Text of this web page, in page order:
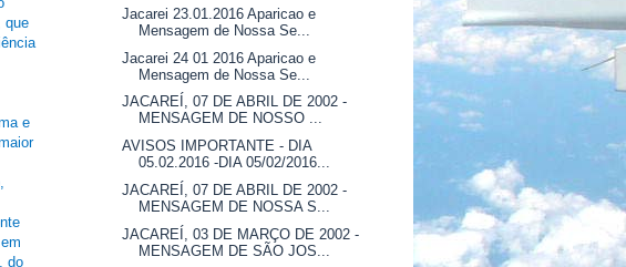
que
e
do
Jacarei 23.01.2016 Aparicao e
Mensagem de Nossa Se...
Jacarei 24 01 2016 Aparicao e
Mensagem de Nossa Se...
JACAREÍ, 07 DE ABRIL DE 2002 -
MENSAGEM DE NOSSO ...
AVISOS IMPORTANTE - DIA
05.02.2016 -DIA 05/02/2016...
JACAREÍ, 07 DE ABRIL DE 2002 -
MENSAGEM DE NOSSA S...
JACAREÍ, 03 DE MARÇO DE 2002 -
MENSAGEM DE SÃO JOS...